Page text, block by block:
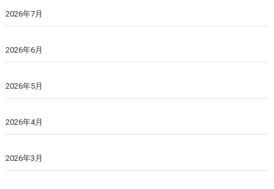
2026年7月
2026年6月
2026年5月
2026年4月
2026年3月